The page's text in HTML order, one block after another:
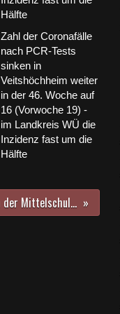
Zahl der Coronafälle
nach PCR-Tests
sinken in
Veitshöchheim weiter
in der 46. Woche auf
16 (Vorwoche 19) -
im Landkreis WÜ die
Inzidenz fast um die
Hälfte
Klimaschutzaktionstage an der Mittelschule Veitshöchheim